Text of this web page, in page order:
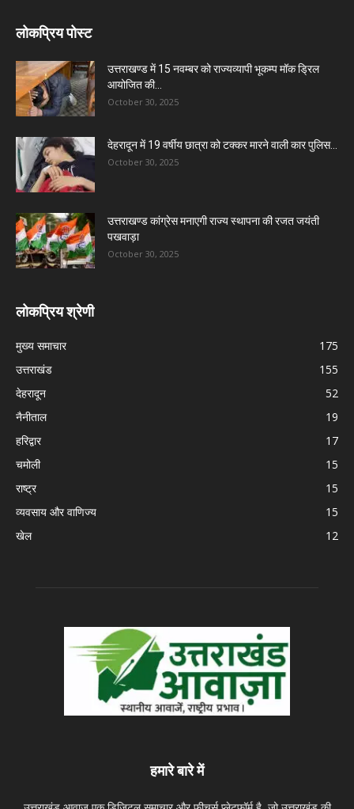
लोकप्रिय पोस्ट
उत्तराखण्ड में 15 नवम्बर को राज्यव्यापी भूकम्प मॉक ड्रिल
आयोजित की...
October 30, 2025
देहरादून में 19 वर्षीय छात्रा को टक्कर मारने वाली कार पुलिस...
October 30, 2025
उत्तराखण्ड कांग्रेस मनाएगी राज्य स्थापना की रजत जयंती
पखवाड़ा
October 30, 2025
लोकप्रिय श्रेणी
मुख्य समाचार
175
उत्तराखंड
155
देहरादून
52
नैनीताल
19
हरिद्वार
17
चमोली
15
राष्ट्र
15
व्यवसाय और वाणिज्य
15
खेल
12
हमारे बारे में